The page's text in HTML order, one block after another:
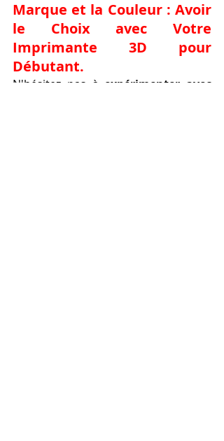
Marque et la Couleur : Avoir
le Choix avec Votre
Imprimante 3D pour
Débutant.
N'hésitez pas à expérimenter avec